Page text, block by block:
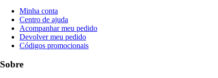
Minha conta
Centro de ajuda
Acompanhar meu pedido
Devolver meu pedido
Códigos promocionais
Sobre